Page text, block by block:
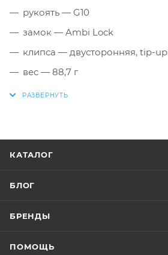
рукоять — G10
замок — Ambi Lock
клипса — двусторонняя, tip-up
вес — 88,7 г
КАТАЛОГ
БЛОГ
БРЕНДЫ
ПОМОЩЬ